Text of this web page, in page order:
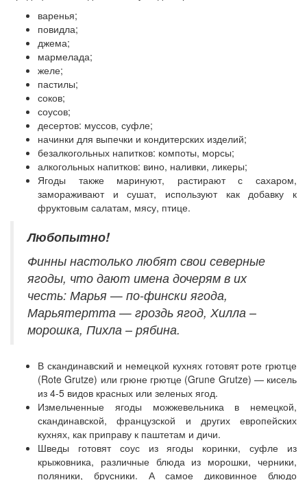
варенья;
повидла;
джема;
мармелада;
желе;
пастилы;
соков;
соусов;
десертов: муссов, суфле;
начинки для выпечки и кондитерских изделий;
безалкогольных напитков: компоты, морсы;
алкогольных напитков: вино, наливки, ликеры;
Ягоды также маринуют, растирают с сахаром,
замораживают и сушат, используют как добавку к
фруктовым салатам, мясу, птице.
Любопытно!
Финны настолько любят свои северные
ягоды, что дают имена дочерям в их
честь: Марья — по-фински ягода,
Марьятертта — гроздь ягод, Хилла –
морошка, Пихла – рябина.
В скандинавский и немецкой кухнях готовят роте грютце
(Rote Grutze) или грюне грютце (Grune Grutze) — кисель
из 4-5 видов красных или зеленых ягод.
Измельченные ягоды можжевельника в немецкой,
скандинавской, французской и других европейских
кухнях, как приправу к паштетам и дичи.
Шведы готовят соус из ягоды коринки, суфле из
крыжовника, различные блюда из морошки, черники,
поляники, брусники. А самое диковинное блюдо